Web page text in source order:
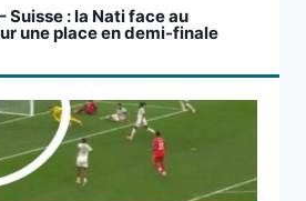
Suisse : la Nati face au
une place en demi-finale